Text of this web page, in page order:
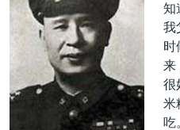
知
我
时
来
很
米
吃